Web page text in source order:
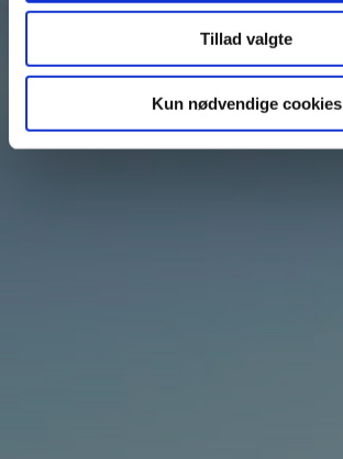
Tillad valgte
Kun nødvendige cookies